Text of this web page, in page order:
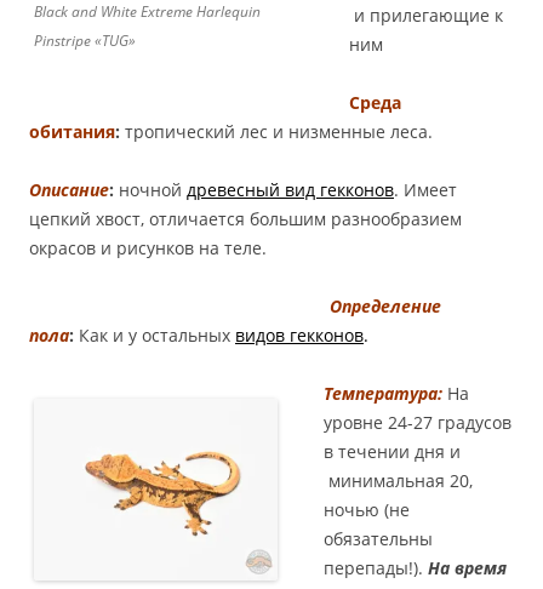
Black and White Extreme Harlequin
Pinstripe «TUG»
и прилегающие к
ним
Среда
обитания: тропический лес и низменные леса.
Описание: ночной древесный вид гекконов. Имеет
цепкий хвост, отличается большим разнообразием
окрасов и рисунков на теле.
Определение
пола: Как и у остальных видов гекконов.
Температура: На
уровне 24-27 градусов
в течении дня и
минимальная 20,
ночью (не
обязательны
перепады!). На время